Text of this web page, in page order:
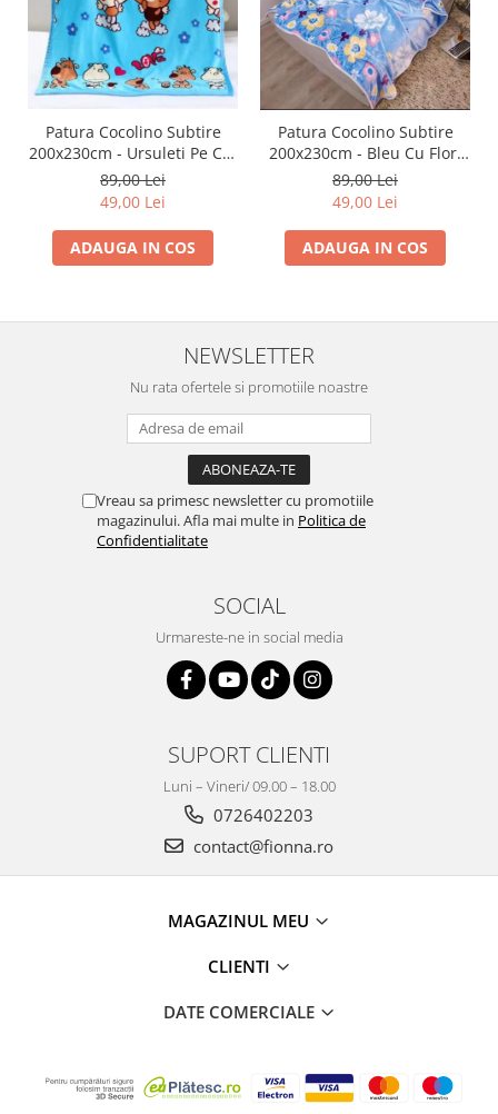
Patura Cocolino Subtire
200x230cm - Ursuleti Pe Cer
Albastru
89,00 Lei
49,00 Lei
ADAUGA IN COS
Patura Cocolino Subtire
200x230cm - Bleu Cu Flori
Vesele
89,00 Lei
49,00 Lei
ADAUGA IN COS
NEWSLETTER
Nu rata ofertele si promotiile noastre
Vreau sa primesc newsletter cu promotiile
magazinului. Afla mai multe in Politica de
Confidentialitate
SOCIAL
Urmareste-ne in social media
SUPORT CLIENTI
Luni – Vineri/ 09.00 – 18.00
0726402203
contact@fionna.ro
MAGAZINUL MEU
CLIENTI
DATE COMERCIALE